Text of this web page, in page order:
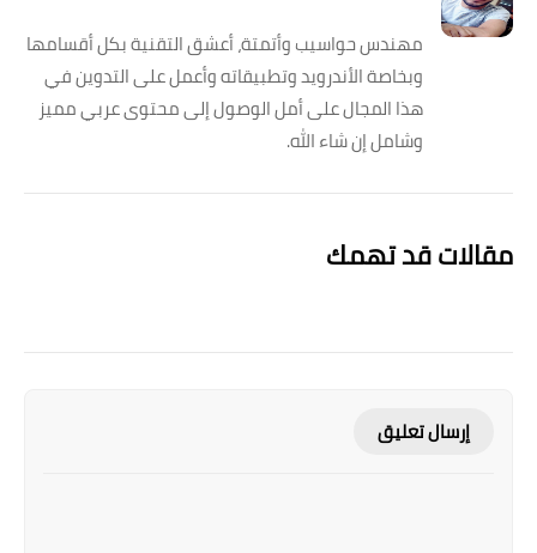
مهندس حواسيب وأتمتة، أعشق التقنية بكل أقسامها
وبخاصة الأندرويد وتطبيقاته وأعمل على التدوين في
هذا المجال على أمل الوصول إلى محتوى عربي مميز
وشامل إن شاء الله.
مقالات قد تهمك
إرسال تعليق